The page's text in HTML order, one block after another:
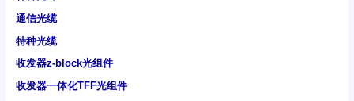
通信光缆
特种光缆
收发器z-block光组件
收发器一体化TFF光组件